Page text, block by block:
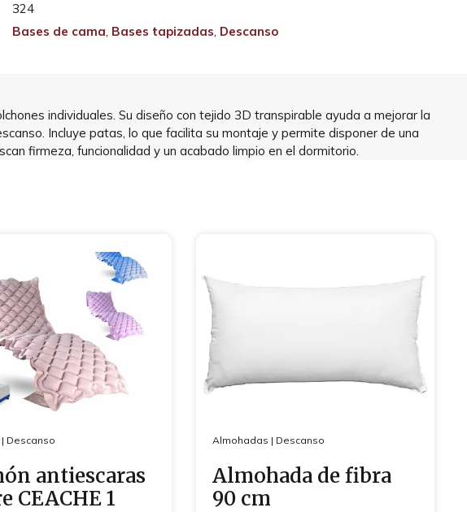
324
Bases de cama, Bases tapizadas, Descanso
individuales. Su diseño con tejido 3D transpirable ayuda a mejorar la
Incluye patas, lo que facilita su montaje y permite disponer de una
firmeza, funcionalidad y un acabado limpio en el dormitorio.
| Descanso
antiescaras
CEACHE 1
Almohadas | Descanso
Almohada de fibra
90 cm